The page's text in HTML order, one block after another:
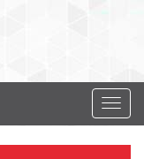
Toggle